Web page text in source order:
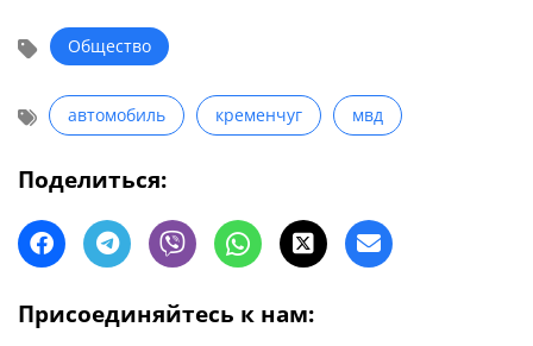
Общество
автомобиль кременчуг мвд
Поделиться:
Присоединяйтесь к нам: